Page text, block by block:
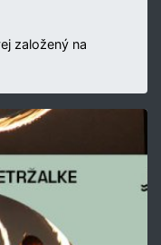
založený na